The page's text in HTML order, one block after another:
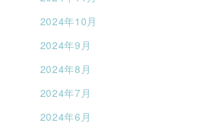
2024年10月
2024年9月
2024年8月
2024年7月
2024年6月